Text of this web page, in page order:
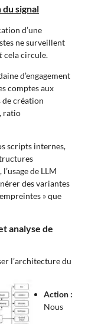
signal
d’une
ne surveillent
cela circule.
d’engagement
comptes aux
de création
ratio
scripts internes,
de LLM
des variantes
» que
analyse de
l’architecture du
Action :
Nous